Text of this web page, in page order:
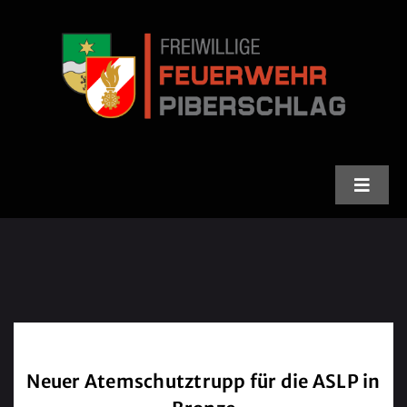
Toggle
Neuer Atemschutztrupp für die ASLP in